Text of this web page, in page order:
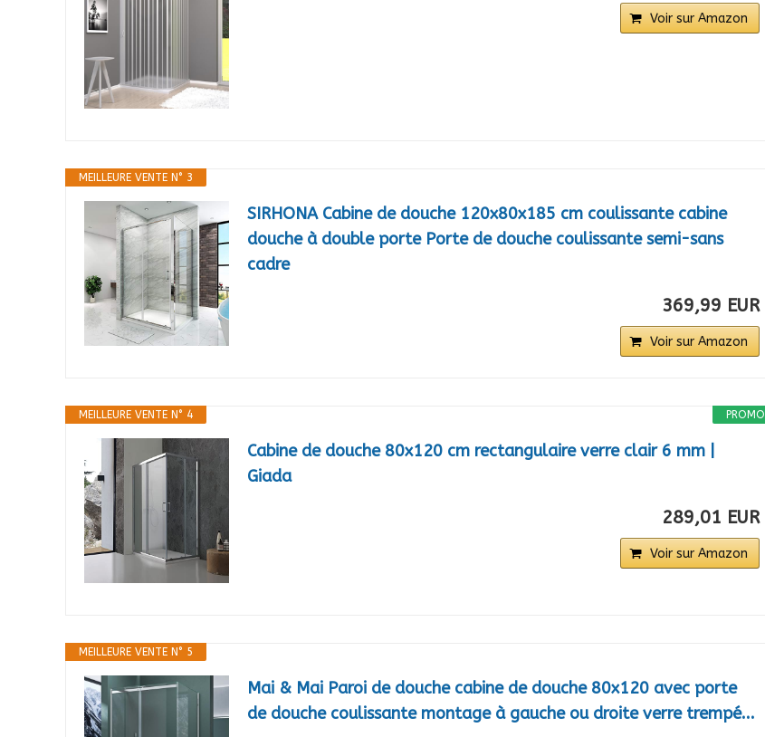
Voir sur Amazon
MEILLEURE VENTE N° 3
SIRHONA Cabine de douche 120x80x185 cm coulissante cabine
douche à double porte Porte de douche coulissante semi-sans
cadre
369,99 EUR
Voir sur Amazon
PROMO
MEILLEURE VENTE N° 4
Cabine de douche 80x120 cm rectangulaire verre clair 6 mm |
Giada
289,01 EUR
Voir sur Amazon
MEILLEURE VENTE N° 5
Mai & Mai Paroi de douche cabine de douche 80x120 avec porte
de douche coulissante montage à gauche ou droite verre trempé...